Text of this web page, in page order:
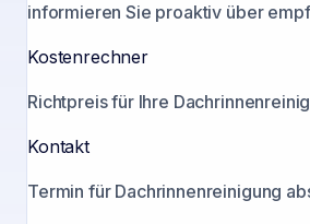
informieren Sie proaktiv über
Kostenrechner
Richtpreis für Ihre
Kontakt
Termin für Dachrinnenreinigung